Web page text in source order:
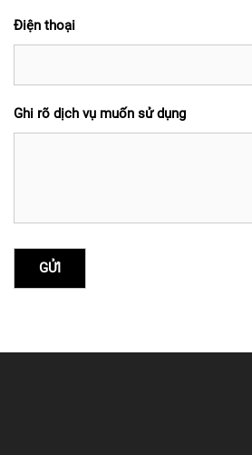
Điện thoại
Ghi rõ dịch vụ muốn sử dụng